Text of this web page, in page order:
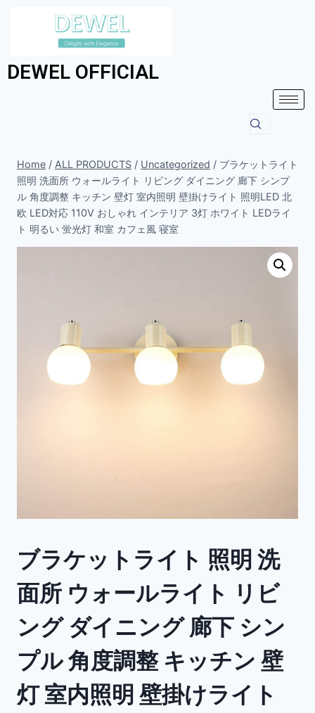
DEWEL OFFICIAL
Home / ALL PRODUCTS / Uncategorized / ブラケットライト
照明 洗面所 ウォールライト リビング ダイニング 廊下 シンプ
ル 角度調整 キッチン 壁灯 室内照明 壁掛けライト 照明LED 北
欧 LED対応 110V おしゃれ インテリア 3灯 ホワイト LEDライ
ト 明るい 蛍光灯 和室 カフェ風 寝室
ブラケットライト 照明 洗
面所 ウォールライト リビ
ング ダイニング 廊下 シン
プル 角度調整 キッチン 壁
灯 室内照明 壁掛けライト